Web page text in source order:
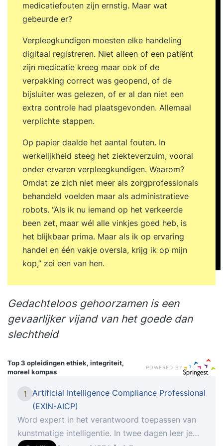
medicatiefouten zijn ernstig. Maar wat
gebeurde er?
Verpleegkundigen moesten elke handeling
digitaal registreren. Niet alleen of een patiënt
zijn medicatie kreeg maar ook of de
verpakking correct was geopend, of de
bijsluiter was gelezen, of er al dan niet een
extra controle had plaatsgevonden. Allemaal
verplichte stappen.
Op papier daalde het aantal fouten. In
werkelijkheid steeg het ziekteverzuim, vooral
onder ervaren verpleegkundigen. Waarom?
Omdat ze zich niet meer als zorgprofessionals
behandeld voelden maar als administratieve
robots. “Als ik nu iemand op het verkeerde
been zet, maar wél alle vinkjes goed heb, is
het blijkbaar prima. Maar als ik op ervaring
handel en één vakje oversla, krijg ik op mijn
kop,” zei een van hen.
Gedachteloos gehoorzamen is een
gevaarlijker vijand van het goede dan
slechtheid
Top 3 opleidingenethiek, integriteit,
moreel kompas
POWERED BY
1 Artificial Intelligence Compliance Professional
(EXIN-AICP)
Word expert in het verantwoord toepassen van
kunstmatige intelligentie. In twee dagen leer je